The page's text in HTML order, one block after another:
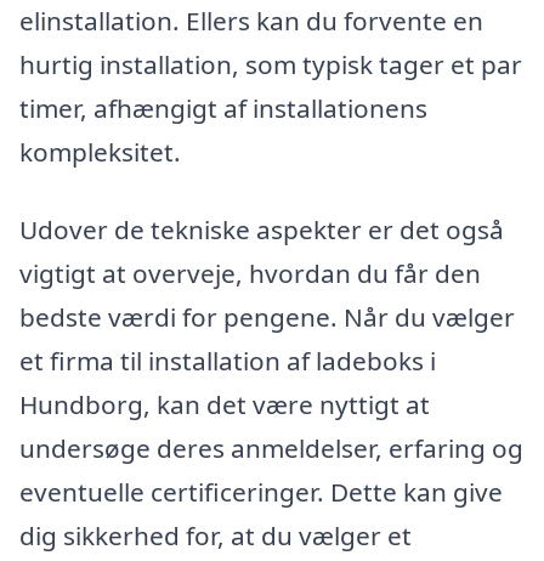
elinstallation. Ellers kan du forvente en
hurtig installation, som typisk tager et par
timer, afhængigt af installationens
kompleksitet.
Udover de tekniske aspekter er det også
vigtigt at overveje, hvordan du får den
bedste værdi for pengene. Når du vælger
et firma til installation af ladeboks i
Hundborg, kan det være nyttigt at
undersøge deres anmeldelser, erfaring og
eventuelle certificeringer. Dette kan give
dig sikkerhed for, at du vælger et